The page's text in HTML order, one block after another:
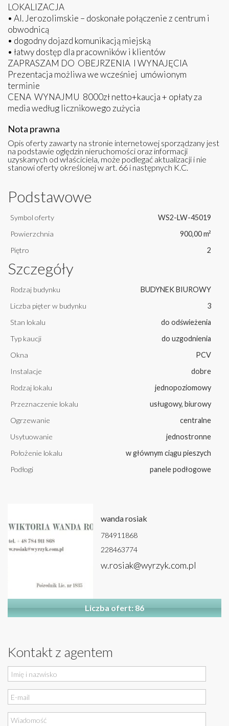
LOKALIZACJA
• Al. Jerozolimskie – doskonałe połączenie z centrum i
obwodnicą
• dogodny dojazd komunikacją miejską
• łatwy dostęp dla pracowników i klientów
ZAPRASZAM DO OBEJRZENIA I WYNAJĘCIA
Prezentacja możliwa we wcześniej umówionym
terminie
CENA WYNAJMU 8000zł netto+kaucja + opłaty za
media według licznikowego zużycia
Nota prawna
Opis oferty zawarty na stronie internetowej sporządzany jest
na podstawie oględzin nieruchomości oraz informacji
uzyskanych od właściciela, może podlegać aktualizacji i nie
stanowi oferty określonej w art. 66 i następnych K.C.
Podstawowe
Symbol oferty
WS2-LW-45019
Powierzchnia
900,00 m²
Piętro
2
Szczegóły
Rodzaj budynku
BUDYNEK BIUROWY
Liczba pięter w budynku
3
Stan lokalu
do odświeżenia
Typ kaucji
do uzgodnienia
Okna
PCV
Instalacje
dobre
Rodzaj lokalu
jednopoziomowy
Przeznaczenie lokalu
usługowy, biurowy
Ogrzewanie
centralne
Usytuowanie
jednostronne
Położenie lokalu
w głównym ciągu pieszych
Podłogi
panele podłogowe
wanda rosiak
784911868
228463774
w.rosiak@wyrzyk.com.pl
Liczba ofert: 86
Kontakt z agentem